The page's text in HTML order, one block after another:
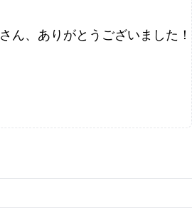
さん、ありがとうございました！